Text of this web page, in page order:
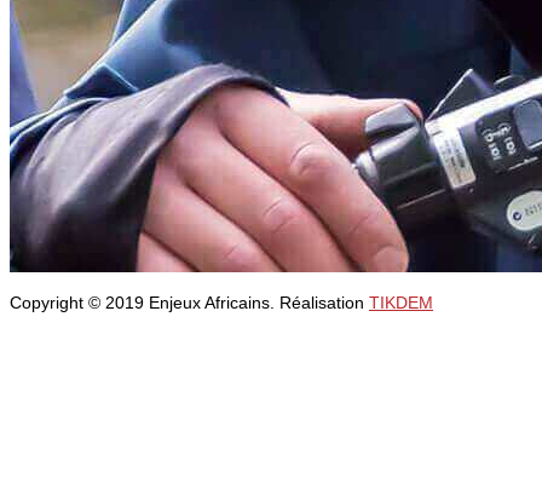
Copyright © 2019 Enjeux Africains. Réalisation TIKDEM